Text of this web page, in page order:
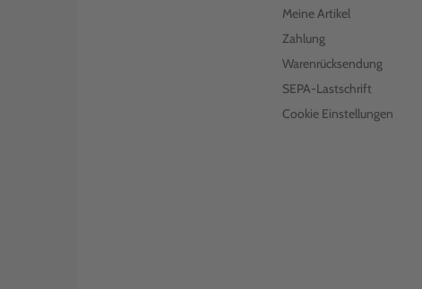
Meine Artikel
Zahlung
Warenrücksendung
SEPA-Lastschrift
Cookie Einstellungen